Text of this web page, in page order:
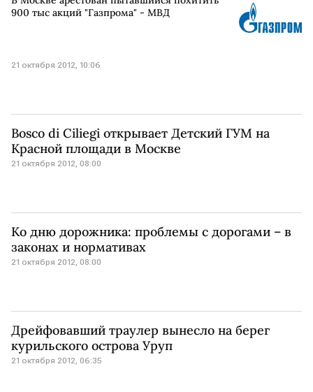
900 тыс акций "Газпрома" - МВД
21 октября 2012, 10:06
Bosco di Ciliegi открывает Детский ГУМ на
Красной площади в Москве
21 октября 2012, 08:00
Ко дню дорожника: проблемы с дорогами – в
законах и нормативах
21 октября 2012, 08:00
Дрейфовавший траулер вынесло на берег
курильского острова Уруп
21 октября 2012, 06:35